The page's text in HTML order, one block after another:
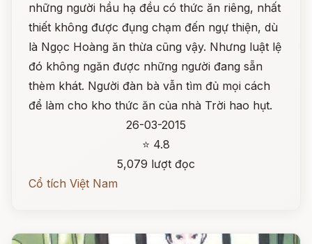
những người hầu hạ đều có thức ăn riêng, nhất
thiết không được đụng chạm đến ngự thiện, dù
là Ngọc Hoàng ăn thừa cũng vậy. Nhưng luật lệ
đó không ngăn được những người đang sẵn
thèm khát. Người đàn bà vẫn tìm đủ mọi cách
để làm cho kho thức ăn của nhà Trời hao hụt.
26-03-2015
⭐ 4.8
5,079 lượt đọc
Cổ tích Việt Nam